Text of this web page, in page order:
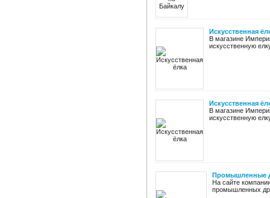
Искусственная
В магазине
искусственную
Искусственная
В магазине
искусственную
Промышленные
На сайте
промышленных